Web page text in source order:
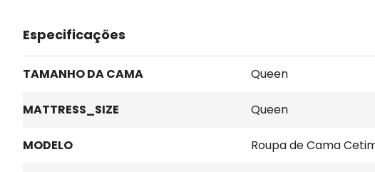
Especificações
TAMANHO DA CAMA Queen
MATTRESS_SIZE Queen
MODELO Roupa de Cama